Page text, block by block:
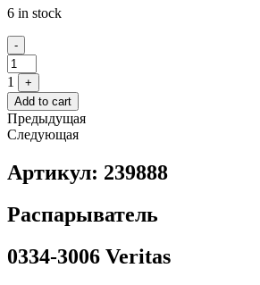
6 in stock
Quantity
-
1
+
Add to cart
Предыдущая
Следующая
Артикул: 239888
Распарыватель
0334-3006 Veritas